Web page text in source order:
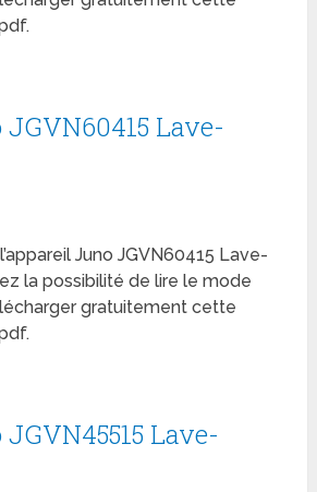
Lave-
Juno JGVN60415 Lave-
la possibilité de lire le mode
gratuitement cette
Lave-